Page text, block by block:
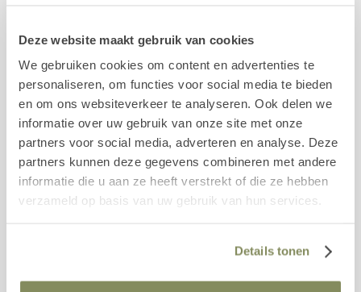
Deze website maakt gebruik van cookies
We gebruiken cookies om content en advertenties te
personaliseren, om functies voor social media te bieden
en om ons websiteverkeer te analyseren. Ook delen we
informatie over uw gebruik van onze site met onze
partners voor social media, adverteren en analyse. Deze
partners kunnen deze gegevens combineren met andere
informatie die u aan ze heeft verstrekt of die ze hebben
verzameld op basis van uw gebruik van hun services.
Details tonen